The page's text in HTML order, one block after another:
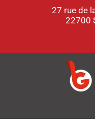
27 rue de
22700